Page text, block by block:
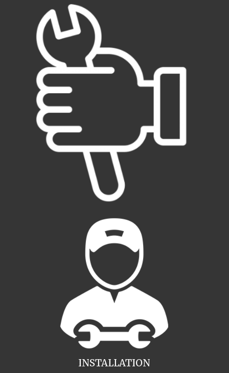
INSTALLATION